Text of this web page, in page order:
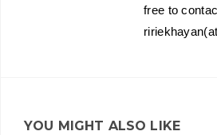
free to
YOU MIGHT ALSO LIKE